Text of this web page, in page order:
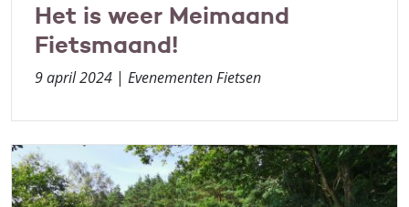
Het is weer Meimaand
Fietsmaand!
9 april 2024 | Evenementen Fietsen